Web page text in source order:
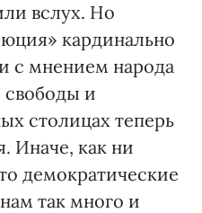
вслух. Но
кардинально
с мнением народа
и
столицах теперь
Иначе, как ни
демократические
так много и